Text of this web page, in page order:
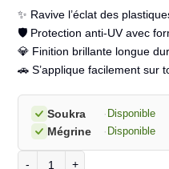
✨ Ravive l’éclat des
🛡️ Protection anti-UV avec
💎 Finition brillante longue
🚗 S’applique facilement sur
Soukra · Disponible
Mégrine · Disponible